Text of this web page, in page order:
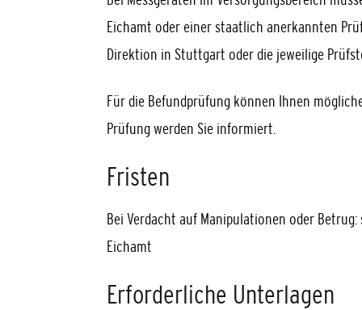
Eichamt oder einer staatlich anerkannten
Direktion in Stuttgart oder die jeweilige
Für die Befundprüfung können Ihnen
Prüfung werden Sie informiert.
Fristen
Bei Verdacht auf Manipulationen oder
Eichamt
Erforderliche Unterlagen